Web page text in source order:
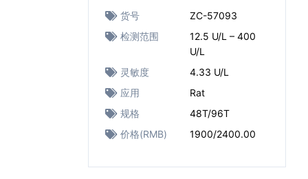
货号
ZC-57093
检测范围
12.5 U/L – 400
U/L
灵敏度
4.33 U/L
应用
Rat
规格
48T/96T
价格(RMB)
1900/2400.00